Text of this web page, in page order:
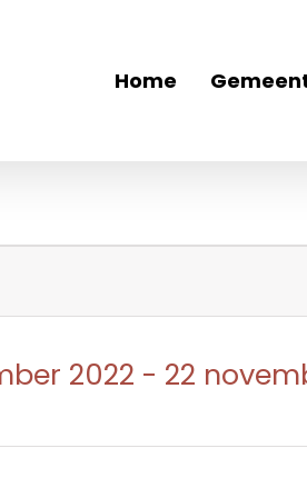
Home
2022 - 22